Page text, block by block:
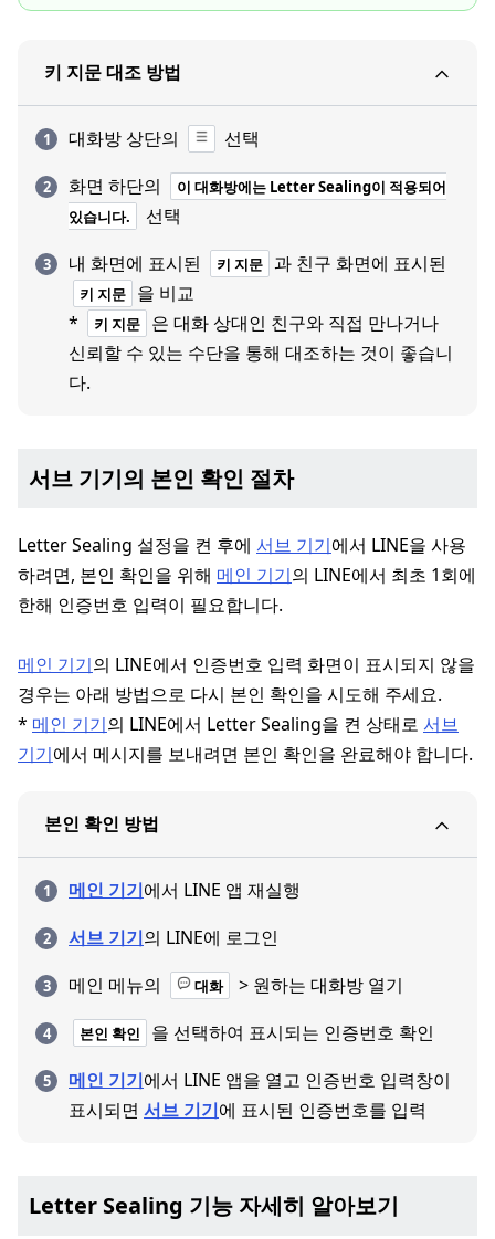
키 지문 대조 방법
대화방 상단의
선택
화면 하단의
이 대화방에는 Letter Sealing이 적용되어
있습니다.
선택
내 화면에 표시된
키 지문 과 친구 화면에 표시된
키 지문
을 비교
*
키 지문
은 대화 상대인 친구와 직접 만나거나
신뢰할 수 있는 수단을 통해 대조하는 것이 좋습니
다.
서브 기기의 본인 확인 절차
Letter Sealing 설정을 켠 후에 서브 기기에서 LINE을 사용
하려면, 본인 확인을 위해 메인 기기의 LINE에서 최초 1회에
한해 인증번호 입력이 필요합니다.
메인 기기의 LINE에서 인증번호 입력 화면이 표시되지 않을
경우는 아래 방법으로 다시 본인 확인을 시도해 주세요.
* 메인 기기의 LINE에서 Letter Sealing을 켠 상태로 서브
기기에서 메시지를 보내려면 본인 확인을 완료해야 합니다.
본인 확인 방법
메인 기기에서 LINE 앱 재실행
서브 기기의 LINE에 로그인
메인 메뉴의
대화 > 원하는 대화방 열기
본인 확인
을 선택하여 표시되는 인증번호 확인
메인 기기에서 LINE 앱을 열고 인증번호 입력창이
표시되면 서브 기기에 표시된 인증번호를 입력
Letter Sealing 기능 자세히 알아보기